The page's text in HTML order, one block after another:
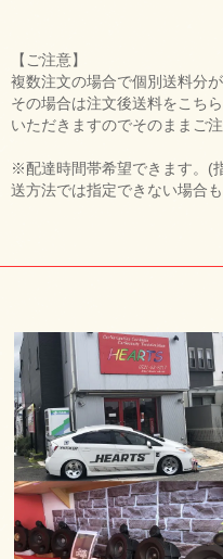
【ご注意】
複数注文の場合で個別送料分
その場合は注文後送料をこち
いただきますのでそのままご注
※配達時間帯希望できます。(
送方法では指定できない場合も